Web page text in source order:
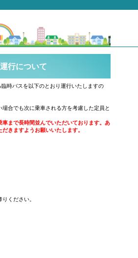
行について
時バスを以下のとおり運行いたしますの
合でも次に乗車される方を考慮した定員と
まで長時間並んでいただいております。あ
きますようお願いいたします。
ください。